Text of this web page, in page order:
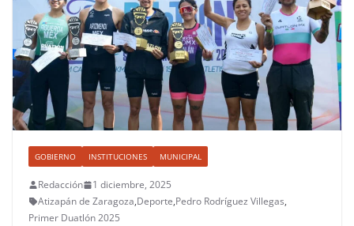
GOBIERNO INSTITUCIONES MUNICIPAL
Redacción
1 diciembre, 2025
Atizapán de Zaragoza,Deporte,Pedro Rodríguez Villegas,
Primer Duatlón 2025